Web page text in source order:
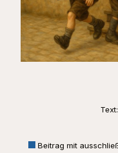
Beitrag mit